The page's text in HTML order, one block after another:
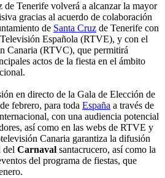
de Tenerife volverá a alcanzar la mayor
gracias al acuerdo de colaboración
de Santa Cruz de Tenerife con
Española (RTVE), y con el
Canaria (RTVC), que permitirá
actos de la fiesta en el ámbito
en directo de la Gala de Elección de
febrero, para toda España a través de
con una audiencia potencial
así como en las webs de RTVE y
Canaria garantiza la difusión
del Carnaval santacrucero, así como la
del programa de fiestas, que